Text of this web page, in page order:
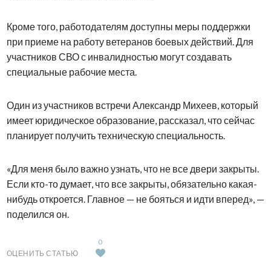
Кроме того, работодателям доступны меры поддержки
при приеме на работу ветеранов боевых действий. Для
участников СВО с инвалидностью могут создавать
специальные рабочие места.
Один из участников встречи Александр Михеев, который
имеет юридическое образование, рассказал, что сейчас
планирует получить техническую специальность.
«Для меня было важно узнать, что не все двери закрыты.
Если кто-то думает, что все закрыты, обязательно какая-
нибудь откроется. Главное — не бояться и идти вперед», —
поделился он.
ОЦЕНИТЬ СТАТЬЮ
0